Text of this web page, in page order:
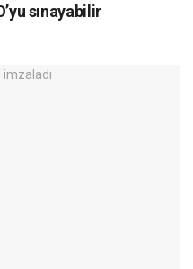
sınayabilir